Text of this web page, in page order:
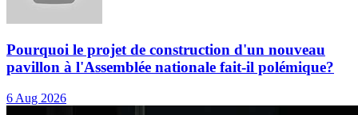
Pourquoi le projet de construction d'un nouveau
pavillon à l'Assemblée nationale fait-il polémique?
6 Aug 2026